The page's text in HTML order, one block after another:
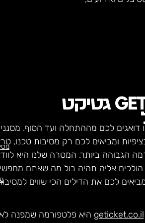
גטיקט
דואגים לכם מההתחלה ועד הסוף.
ומביאים לכם רק מסיבות טכנו,
הגבוהה ביותר. המטרה שלנו היא
אליה תהיה בול מה שאתם
לכם את הדילים הכי שווים
geticket.co.il היא פלטפורמה שמפנה